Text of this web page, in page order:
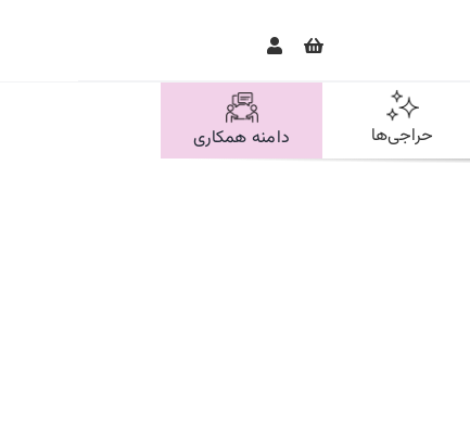
حراجی‌ها دامنه همکاری